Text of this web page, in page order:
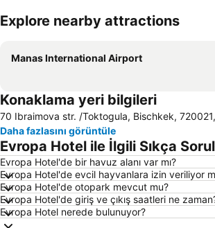
Haritayı genişlet
Explore nearby attractions
Manas International Airport
Konaklama yeri bilgileri
70 Ibraimova str. /Toktogula, Bischkek, 720021,
Daha fazlasını görüntüle
Evropa Hotel ile İlgili Sıkça
Evropa Hotel'de bir havuz alanı var mı?
Evropa Hotel'de evcil hayvanlara izin veriliyor
Evropa Hotel'de otopark mevcut mu?
Evropa Hotel'de giriş ve çıkış saatleri ne
Evropa Hotel nerede bulunuyor?